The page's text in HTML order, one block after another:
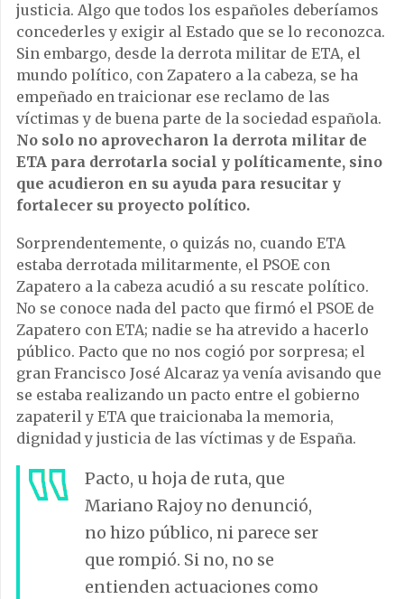
justicia. Algo que todos los españoles deberíamos
concederles y exigir al Estado que se lo reconozca.
Sin embargo, desde la derrota militar de ETA, el
mundo político, con Zapatero a la cabeza, se ha
empeñado en traicionar ese reclamo de las
víctimas y de buena parte de la sociedad española.
No solo no aprovecharon la derrota militar de
ETA para derrotarla social y políticamente, sino
que acudieron en su ayuda para resucitar y
fortalecer su proyecto político.
Sorprendentemente, o quizás no, cuando ETA
estaba derrotada militarmente, el PSOE con
Zapatero a la cabeza acudió a su rescate político.
No se conoce nada del pacto que firmó el PSOE de
Zapatero con ETA; nadie se ha atrevido a hacerlo
público. Pacto que no nos cogió por sorpresa; el
gran Francisco José Alcaraz ya venía avisando que
se estaba realizando un pacto entre el gobierno
zapateril y ETA que traicionaba la memoria,
dignidad y justicia de las víctimas y de España.
Pacto, u hoja de ruta, que
Mariano Rajoy no denunció,
no hizo público, ni parece ser
que rompió. Si no, no se
entienden actuaciones como